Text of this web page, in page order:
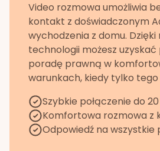
Video rozmowa umożliwia
kontakt z doświadczonym
wychodzenia z domu.
technologii możesz
poradę prawną w
warunkach, kiedy tylko
Szybkie połączenie do
Komfortowa rozmowa z
Odpowiedź na wszystkie